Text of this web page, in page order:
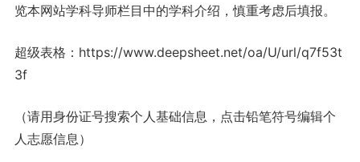
览本网站学科导师栏目中的学科介绍，慎重考虑后填报。
超级表格：https://www.deepsheet.net/oa/U/url/q7f53t
3f
（请用身份证号搜索个人基础信息，点击铅笔符号编辑个
人志愿信息）